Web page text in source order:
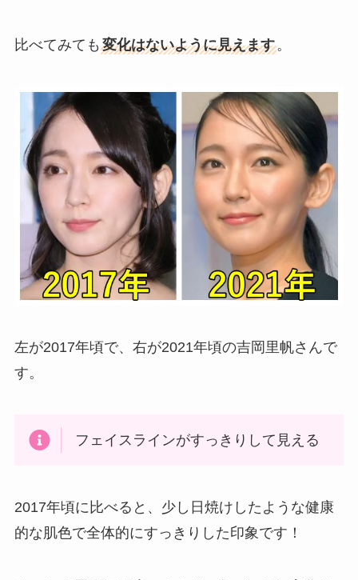
比べてみても 変化はないように見えます。
左が2017年頃で、右が2021年頃の吉岡里帆さんで
す。
フェイスラインがすっきりして見える
2017年頃に比べると、少し日焼けしたような健康
的な肌色で全体的にすっきりした印象です！